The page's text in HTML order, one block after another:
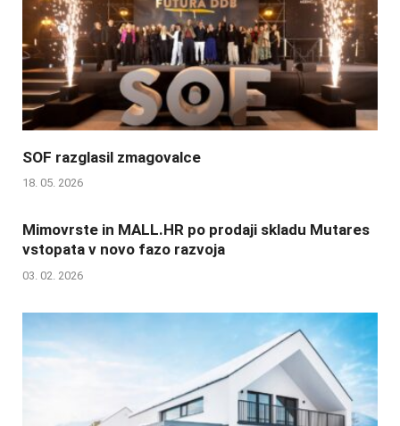
SOF razglasil zmagovalce
18. 05. 2026
Mimovrste in MALL.HR po prodaji skladu Mutares
vstopata v novo fazo razvoja
03. 02. 2026